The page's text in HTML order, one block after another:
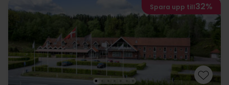
Spara upp till32%